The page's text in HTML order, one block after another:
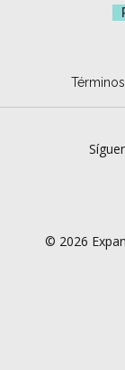
© 2026